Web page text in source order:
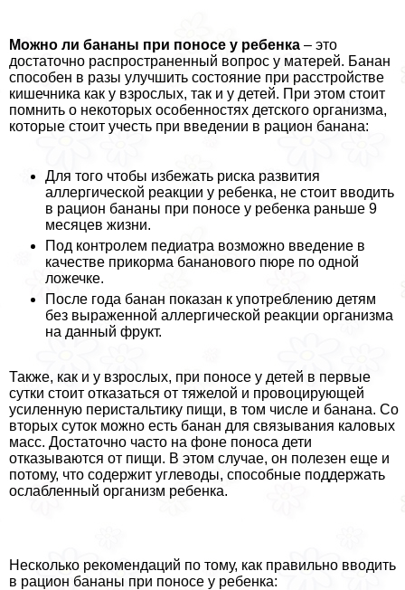
Можно ли бананы при поносе у ребенка – это
достаточно распространенный вопрос у матерей. Банан
способен в разы улучшить состояние при расстройстве
кишечника как у взрослых, так и у детей. При этом стоит
помнить о некоторых особенностях детского организма,
которые стоит учесть при введении в рацион банана:
Для того чтобы избежать риска развития
аллергической реакции у ребенка, не стоит вводить
в рацион бананы при поносе у ребенка раньше 9
месяцев жизни.
Под контролем педиатра возможно введение в
качестве прикорма бананового пюре по одной
ложечке.
После года банан показан к употрeблению детям
без выраженной аллергической реакции организма
на данный фрукт.
Также, как и у взрослых, при поносе у детей в первые
сутки стоит отказаться от тяжелой и провоцирующей
усиленную перистальтику пищи, в том числе и банана. Со
вторых суток можно есть банан для связывания каловых
масс. Достаточно часто на фоне поноса дети
отказываются от пищи. В этом случае, он полезен еще и
потому, что содержит углеводы, способные поддержать
ослабленный организм ребенка.
Несколько рекомендаций по тому, как правильно вводить
в рацион бананы при поносе у ребенка: